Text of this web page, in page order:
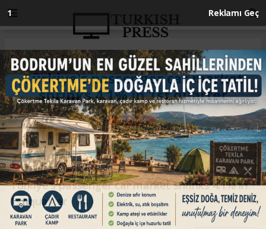
Anasayfa ENGLISH
Türkiye's passenger car market
shrinks 4.1% in 1st quarter
ENGLISH
03.04.2025 - 15:40, Güncelleme: 03.04.2025 - 15:05
Türkiye's passenger car market shrinks 4.1% in
1st quarter